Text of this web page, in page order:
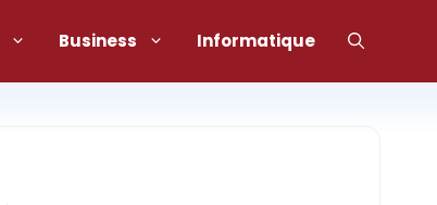
Business Informatique